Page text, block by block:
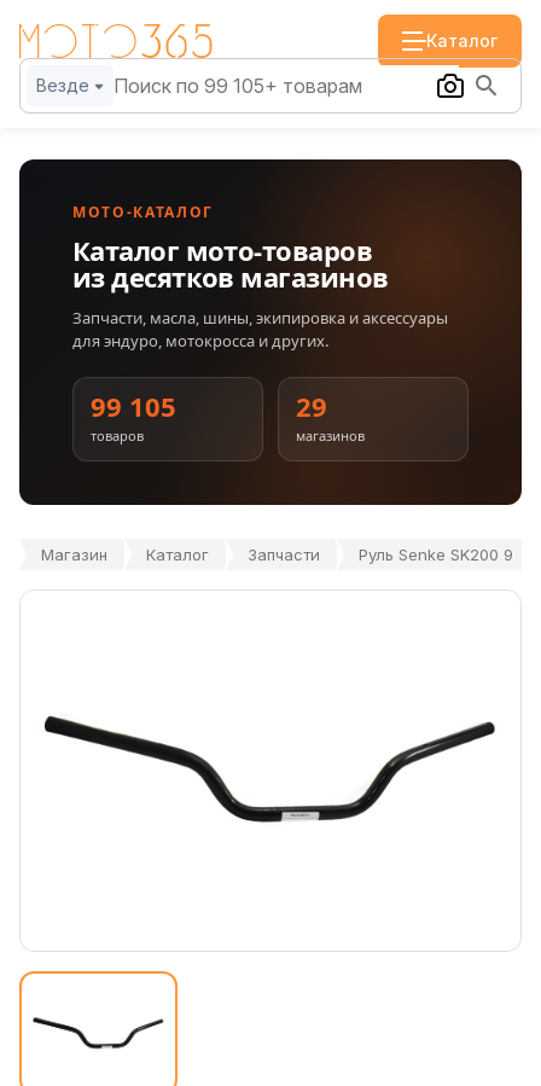
Каталог
Везде
МОТО-КАТАЛОГ
Каталог мото-товаров
из десятков магазинов
Запчасти, масла, шины, экипировка и аксессуары
для эндуро, мотокросса и других.
99 105
товаров
29
магазинов
Магазин Каталог Запчасти Руль Senke SK200 9